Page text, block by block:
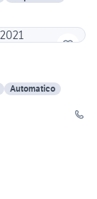
Automatico